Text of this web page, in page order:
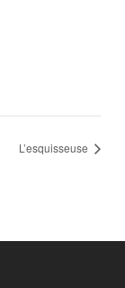
L’esquisseuse